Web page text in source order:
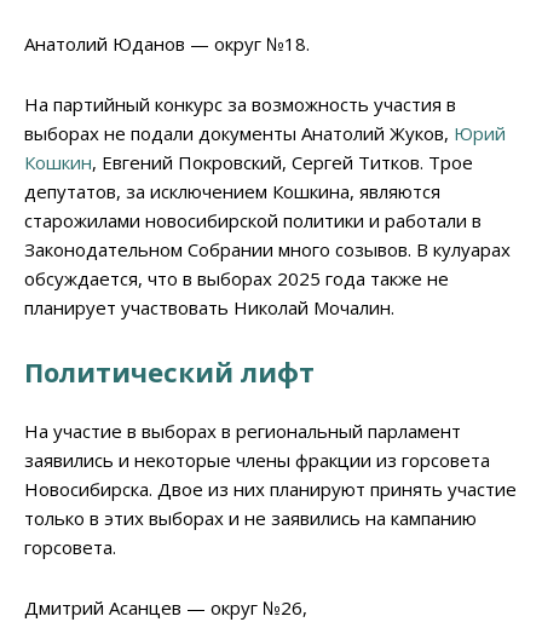
Анатолий Юданов — округ №18.
На партийный конкурс за возможность участия в
выборах не подали документы Анатолий Жуков, Юрий
Кошкин, Евгений Покровский, Сергей Титков. Трое
депутатов, за исключением Кошкина, являются
старожилами новосибирской политики и работали в
Законодательном Собрании много созывов. В кулуарах
обсуждается, что в выборах 2025 года также не
планирует участвовать Николай Мочалин.
Политический лифт
На участие в выборах в региональный парламент
заявились и некоторые члены фракции из горсовета
Новосибирска. Двое из них планируют принять участие
только в этих выборах и не заявились на кампанию
горсовета.
Дмитрий Асанцев — округ №26,